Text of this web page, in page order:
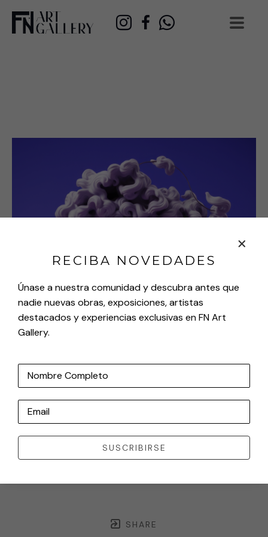
SHARE
RECIBA NOVEDADES
Únase a nuestra comunidad y descubra antes que
nadie nuevas obras, exposiciones, artistas
destacados y experiencias exclusivas en FN Art
Gallery.
Nombre Completo
Email
SUSCRIBIRSE